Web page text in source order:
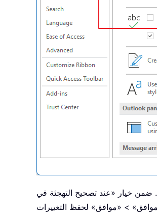
الخطوة 2. ضمن خيار «عند تصحيح التهجئة في Outlook»، فعِّل المربع بجانب «تمييز أخطاء القواعد أثناء الكتابة»، ثم انقر